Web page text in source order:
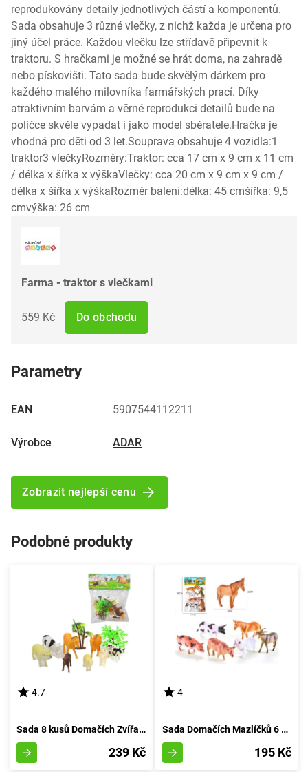
reprodukovány detaily jednotlivých částí a komponentů.
Sada obsahuje 3 různé vlečky, z nichž každa je určena pro
jiný účel práce. Každou vlečku lze střídavě připevnit k
traktoru. S hračkami je možné se hrát doma, na zahradě
nebo pískovišti. Tato sada bude skvělým dárkem pro
každého malého milovníka farmářských prací. Díky
atraktivním barvám a věrné reprodukci detailů bude na
poličce skvěle vypadat i jako model sběratele.Hračka je
vhodná pro děti od 3 let.Souprava obsahuje 4 vozidla:1
traktor3 vlečkyRozměry:Traktor: cca 17 cm x 9 cm x 11 cm
/ délka x šířka x výškaVlečky: cca 20 cm x 9 cm x 9 cm /
délka x šířka x výškaRozměr balení:délka: 45 cmšířka: 9,5
cmvýška: 26 cm
Farma - traktor s vlečkami
559 Kč Do obchodu
Parametry
EAN 5907544112211
Výrobce ADAR
Zobrazit nejlepší cenu
Podobné produkty
4.7
Sada 8 kusů Domačích Zvířat z Venkovské usedlosti
239 Kč
4
Sada Domačích Mazlíčků 6 Kousků
195 Kč